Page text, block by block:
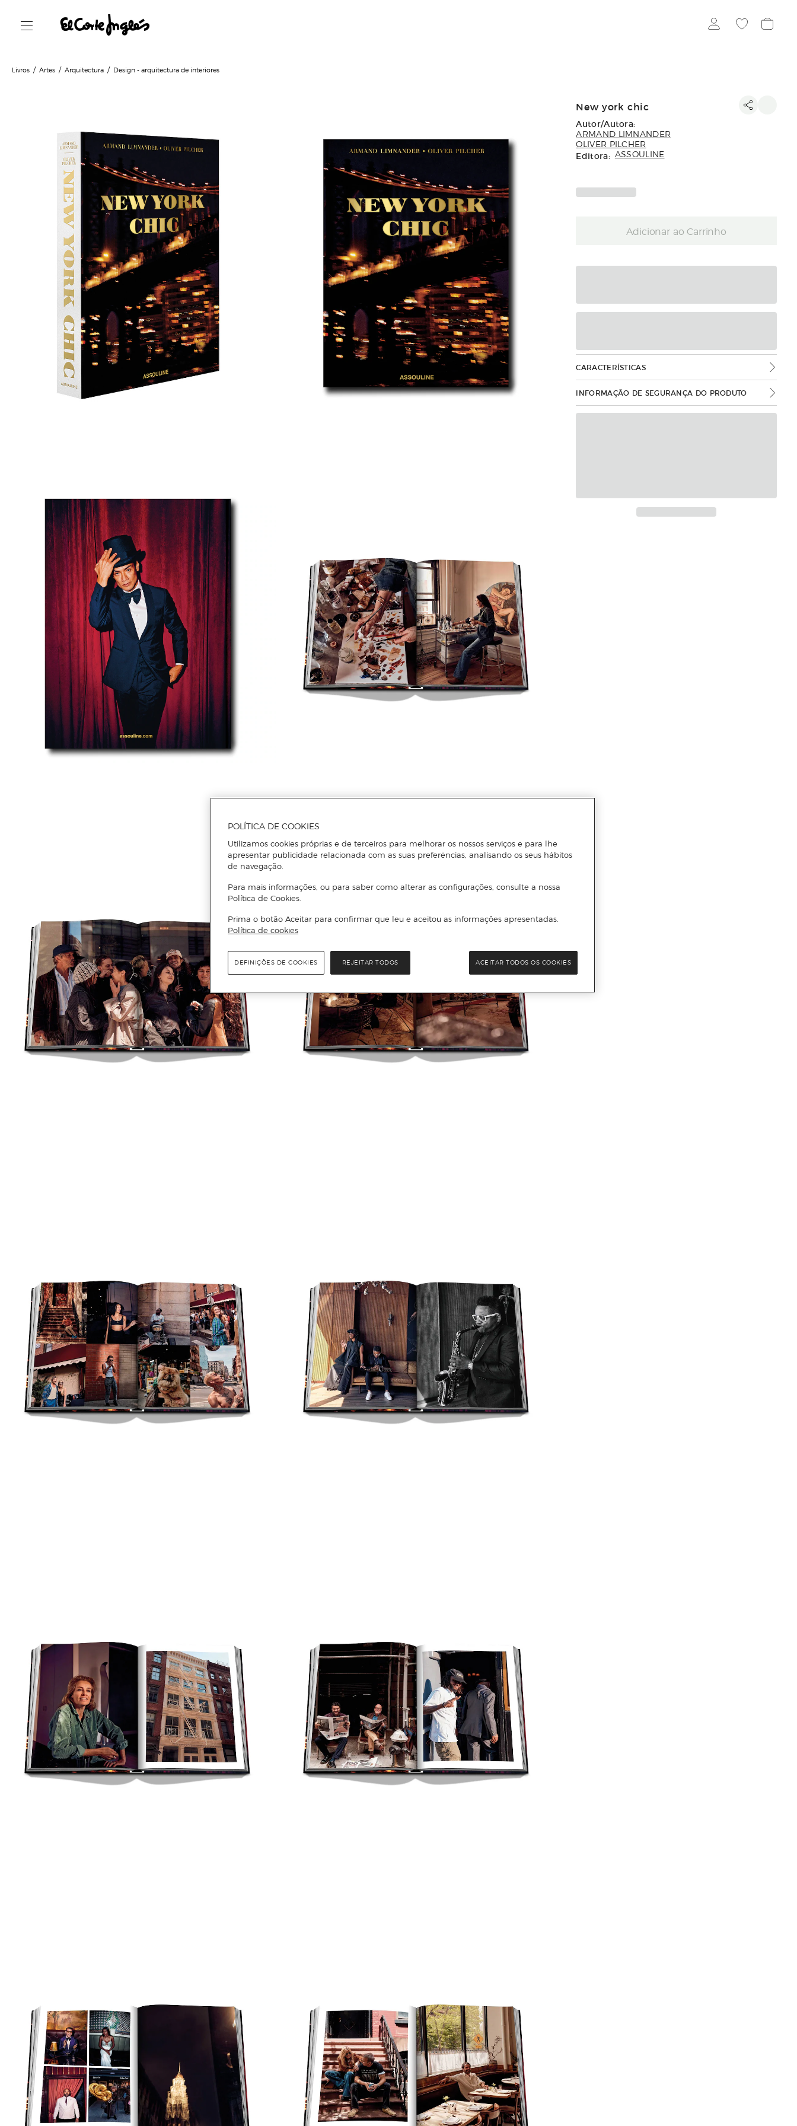
Livros Artes Arquitectura Design - arquitectura de interiores
New york chic
Autor/Autora:
ARMAND LIMNANDER
OLIVER PILCHER
Editora: ASSOULINE
Adicionar ao Carrinho
CARACTERÍSTICAS
INFORMAÇÃO DE SEGURANÇA DO PRODUTO
POLÍTICA DE COOKIES
Utilizamos cookies próprias e de terceiros para melhorar os nossos serviços e para lhe
apresentar publicidade relacionada com as suas preferências, analisando os seus hábitos
de navegação.
Para mais informações, ou para saber como alterar as configurações, consulte a nossa
Política de Cookies.
Prima o botão Aceitar para confirmar que leu e aceitou as informações apresentadas.
Política de cookies
REJEITAR TODOS ACEITAR TODOS OS COOKIES
DEFINIÇÕES DE COOKIES